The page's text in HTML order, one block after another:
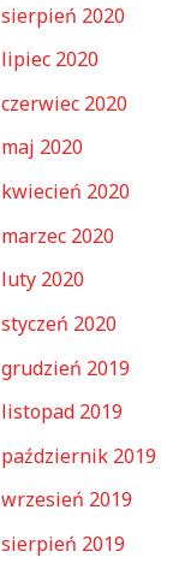
sierpień 2020
lipiec 2020
czerwiec 2020
maj 2020
kwiecień 2020
marzec 2020
luty 2020
styczeń 2020
grudzień 2019
listopad 2019
październik 2019
wrzesień 2019
sierpień 2019